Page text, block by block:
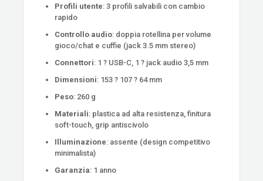
Profili utente: 3 profili salvabili con cambio
rapido
Controllo audio: doppia rotellina per volume
gioco/chat e cuffie (jack 3.5 mm stereo)
Connettori: 1 ? USB-C, 1 ? jack audio 3,5 mm
Dimensioni: 153 ? 107 ? 64 mm
Peso: 260 g
Materiali: plastica ad alta resistenza, finitura
soft-touch, grip antiscivolo
Illuminazione: assente (design competitivo
minimalista)
Garanzia: 1 anno